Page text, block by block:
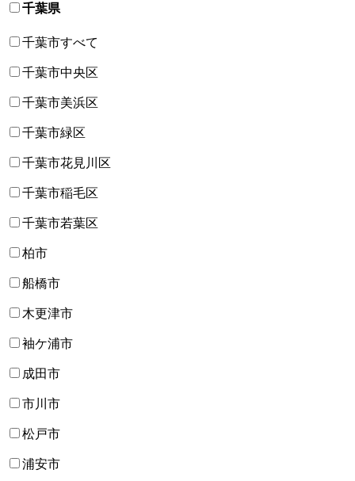
千葉県
千葉市すべて
千葉市中央区
千葉市美浜区
千葉市緑区
千葉市花見川区
千葉市稲毛区
千葉市若葉区
柏市
船橋市
木更津市
袖ケ浦市
成田市
市川市
松戸市
浦安市